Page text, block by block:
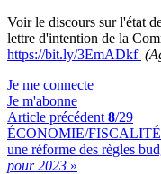
Voir le discours sur l'état
lettre d'intention de la
https://bit.ly/3EmADkf
Je me connecte
Je m'abonne
Article précédent 8/29
ÉCONOMIE/
une réforme des règles
pour 2023 »